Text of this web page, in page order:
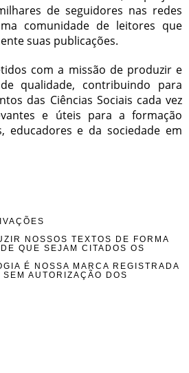
de seguidores nas redes
comunidade de leitores que
suas publicações.
com a missão de produzir e
qualidade, contribuindo para
das Ciências Sociais cada vez
e úteis para a formação
educadores e da sociedade em
NOSSOS TEXTOS DE FORMA
QUE SEJAM CITADOS OS
É NOSSA MARCA REGISTRADA
AUTORIZAÇÃO DOS